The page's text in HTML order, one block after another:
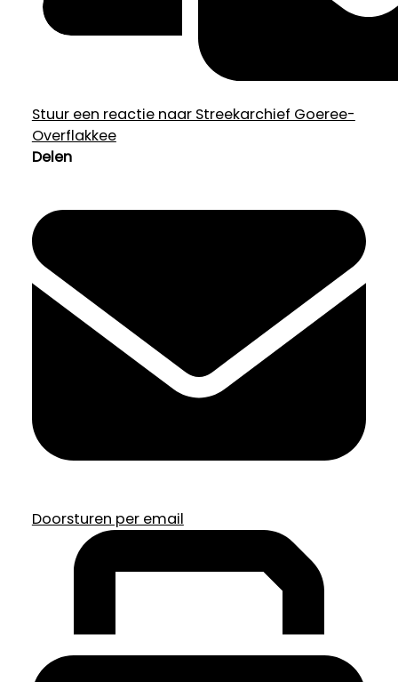
Stuur een reactie naar Streekarchief Goeree-
Overflakkee
Delen
Doorsturen per email